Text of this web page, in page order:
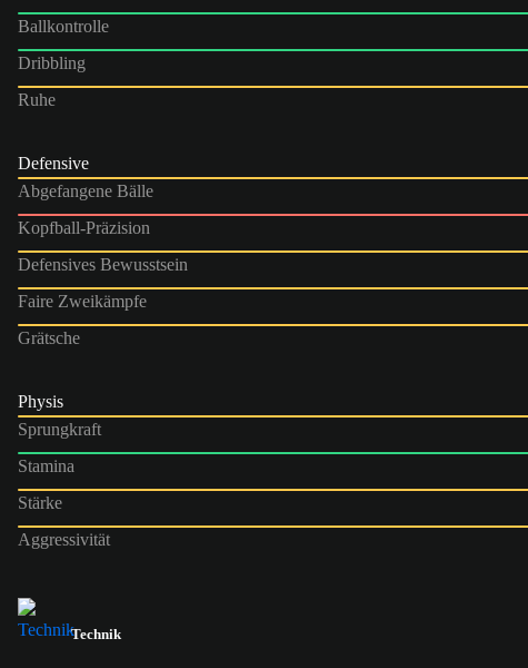
Ballkontrolle
Dribbling
Ruhe
Defensive
Abgefangene Bälle
Kopfball-Präzision
Defensives Bewusstsein
Faire Zweikämpfe
Grätsche
Physis
Sprungkraft
Stamina
Stärke
Aggressivität
Technik